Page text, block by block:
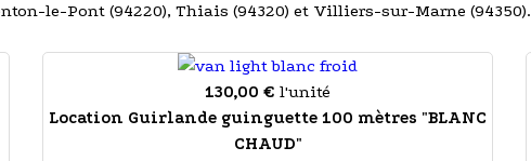
le-Pont (94220), Thiais (94320) et Villiers-sur-Marne (94350).
130,00 € l'unité
Location Guirlande guinguette 100 mètres "BLANC
CHAUD"